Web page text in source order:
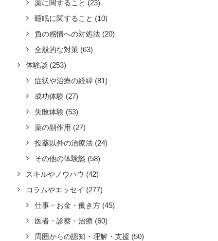
薬に関すること (23)
睡眠に関すること (10)
負の感情への対処法 (20)
全般的な対策 (63)
体験談 (253)
症状や治療の経緯 (81)
成功体験 (27)
失敗体験 (53)
薬の副作用 (27)
投薬以外の治療法 (24)
その他の体験談 (58)
スキルやノウハウ (42)
コラムやエッセイ (277)
仕事・お金・働き方 (45)
医者・診察・治療 (60)
周囲からの認知・理解・支援 (50)